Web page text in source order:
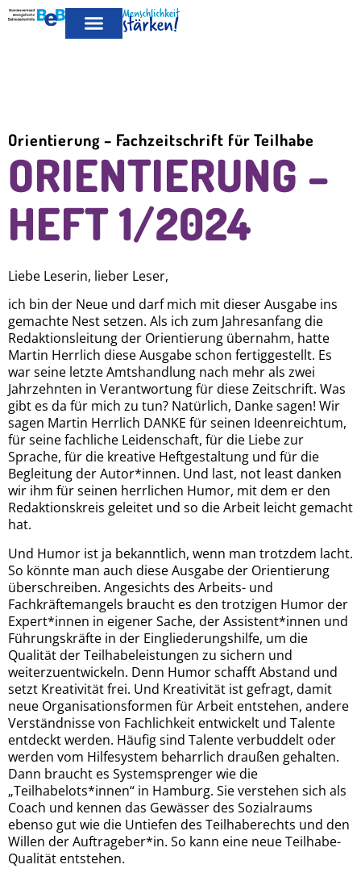
MITGLIED
Orientierung – Fachzeitschrift für Teilhabe
ORIENTIERUNG –
HEFT 1/2024
Liebe Leserin, lieber Leser,
ich bin der Neue und darf mich mit dieser Ausgabe ins
gemachte Nest setzen. Als ich zum Jahresanfang die
Redaktionsleitung der Orientierung übernahm, hatte
Martin Herrlich diese Ausgabe schon fertiggestellt. Es
war seine letzte Amtshandlung nach mehr als zwei
Jahrzehnten in Verantwortung für diese Zeitschrift. Was
gibt es da für mich zu tun? Natürlich, Danke sagen! Wir
sagen Martin Herrlich DANKE für seinen Ideenreichtum,
für seine fachliche Leidenschaft, für die Liebe zur
Sprache, für die kreative Heftgestaltung und für die
Begleitung der Autor*innen. Und last, not least danken
wir ihm für seinen herrlichen Humor, mit dem er den
Redaktionskreis geleitet und so die Arbeit leicht gemacht
hat.
Und Humor ist ja bekanntlich, wenn man trotzdem lacht.
So könnte man auch diese Ausgabe der Orientierung
überschreiben. Angesichts des Arbeits- und
Fachkräftemangels braucht es den trotzigen Humor der
Expert*innen in eigener Sache, der Assistent*innen und
Führungskräfte in der Eingliederungshilfe, um die
Qualität der Teilhabeleistungen zu sichern und
weiterzuentwickeln. Denn Humor schafft Abstand und
setzt Kreativität frei. Und Kreativität ist gefragt, damit
neue Organisationsformen für Arbeit entstehen, andere
Verständnisse von Fachlichkeit entwickelt und Talente
entdeckt werden. Häufig sind Talente verbuddelt oder
werden vom Hilfesystem beharrlich draußen gehalten.
Dann braucht es Systemsprenger wie die
„Teilhabelots*innen“ in Hamburg. Sie verstehen sich als
Coach und kennen das Gewässer des Sozialraums
ebenso gut wie die Untiefen des Teilhaberechts und den
Willen der Auftrageber*in. So kann eine neue Teilhabe-
Qualität entstehen.